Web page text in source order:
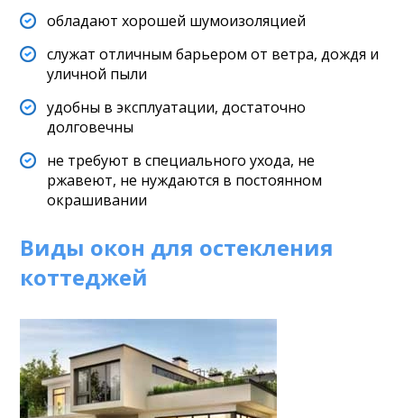
обладают хорошей шумоизоляцией
служат отличным барьером от ветра, дождя и
уличной пыли
удобны в эксплуатации, достаточно
долговечны
не требуют в специального ухода, не
ржавеют, не нуждаются в постоянном
окрашивании
Виды окон для остекления
коттеджей